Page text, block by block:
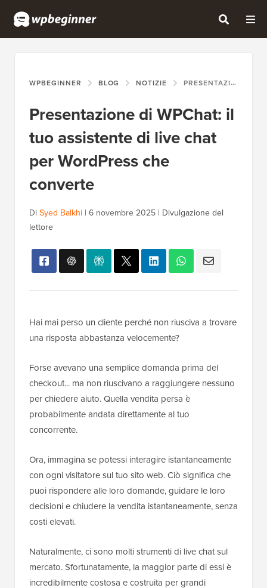
WPBEGINNER BLOG NOTIZIE PRESENTAZIONE DI WPCHAT: IL TUO ASSISTENTE DI LIVE CHAT PER WORDPRESS CHE CONVERTE
Presentazione di WPChat: il
tuo assistente di live chat
per WordPress che
converte
Di Syed Balkhi | 6 novembre 2025 | Divulgazione del
lettore
Hai mai perso un cliente perché non riusciva a trovare
una risposta abbastanza velocemente?
Forse avevano una semplice domanda prima del
checkout... ma non riuscivano a raggiungere nessuno
per chiedere aiuto. Quella vendita persa è
probabilmente andata direttamente al tuo
concorrente.
Ora, immagina se potessi interagire istantaneamente
con ogni visitatore sul tuo sito web. Ciò significa che
puoi rispondere alle loro domande, guidare le loro
decisioni e chiudere la vendita istantaneamente, senza
costi elevati.
Naturalmente, ci sono molti strumenti di live chat sul
mercato. Sfortunatamente, la maggior parte di essi è
incredibilmente costosa e costruita per grandi